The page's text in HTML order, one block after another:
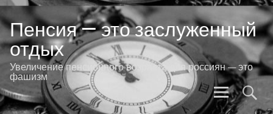
Skip
to
content
Пенсия — это заслуженный
отдых
Увеличение пенсионного возраста для россиян — это
фашизм